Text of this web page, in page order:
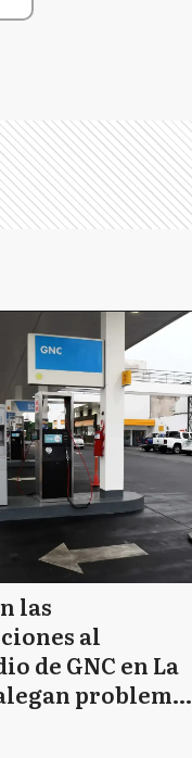
las
al
de GNC en La
problemas